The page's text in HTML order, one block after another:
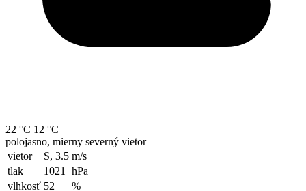
22 °C 12 °C
polojasno, mierny severný vietor
vietor
S, 3.5 m/s
tlak
1021
hPa
vlhkosť 52 %